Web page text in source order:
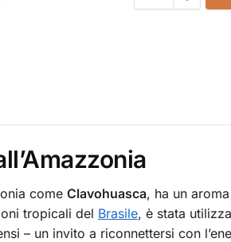
come Clavohuasca, ha un
tropicali del Brasile, è stata
– un invito a riconnettersi con